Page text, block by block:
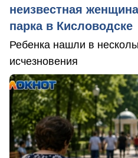
неизвестная
парка в Кисловодске
Ребенка нашли в
исчезновения